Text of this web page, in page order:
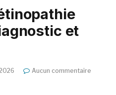
et
Aucun commentaire